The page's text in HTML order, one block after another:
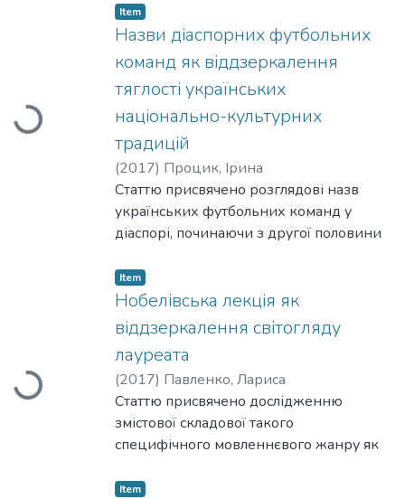
меншин.
белетристичній, схарактеризовано
основні мовленнєво-поведінкові
зразки з урахуванням мети, ситуації й
потреб моно- і полілінгвоперсони,
простежено закономірності актуалізації
комунікативних намірів
монолінгвоперсонеми, встановлено
окремі значущі компоненти
аксіогенних ситуацій, що постають
мовленнєво- поведінковими
маркерами.
Loading...
Item
Назви діаспорних футбольних
команд як віддзеркалення
тяглості українських
національно-культурних
традицій
(2017) Процик, Ірина
Статтю присвячено розглядові назв
українських футбольних команд у
діаспорі, починаючи з другої половини
мотивованість цих номінацій та
продемонстровано, як під впливом
національних чинників, що були
визначальними у виборі найменувань
футбольних команд, збережено
тяглість національних культурних
традицій у назовництві футбольних
клубів поза межами України.
Loading...
Item
Нобелівська лекція як
віддзеркалення світогляду
лауреата
(2017) Павленко, Лариса
Статтю присвячено дослідженню
змістової складової такого
специфічного мовленнєвого жанру як
на проблемно-тематичних
Item